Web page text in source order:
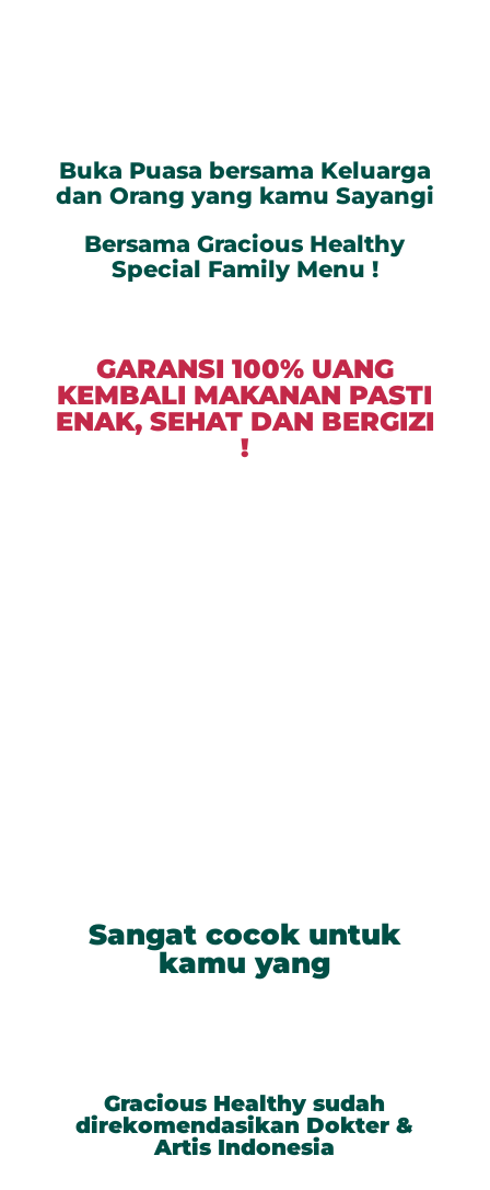
Buka Puasa bersama Keluarga
dan Orang yang kamu Sayangi
Bersama Gracious Healthy
Special Family Menu !
GARANSI 100% UANG
KEMBALI MAKANAN PASTI
ENAK, SEHAT DAN BERGIZI
!
Sangat cocok untuk
kamu yang
Gracious Healthy sudah
direkomendasikan Dokter &
Artis Indonesia